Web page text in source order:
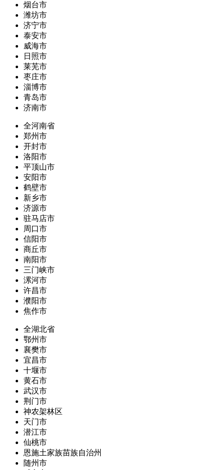
烟台市
潍坊市
济宁市
泰安市
威海市
日照市
莱芜市
枣庄市
淄博市
青岛市
济南市
全河南省
郑州市
开封市
洛阳市
平顶山市
安阳市
鹤壁市
新乡市
济源市
驻马店市
周口市
信阳市
商丘市
南阳市
三门峡市
漯河市
许昌市
濮阳市
焦作市
全湖北省
鄂州市
襄樊市
宜昌市
十堰市
黄石市
武汉市
荆门市
神农架林区
天门市
潜江市
仙桃市
恩施土家族苗族自治州
随州市